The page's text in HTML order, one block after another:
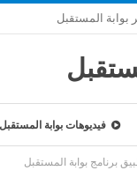
بوابة المستقبل
فيديوهات بوابة المستقبل
برنامج بوابة المستقبل